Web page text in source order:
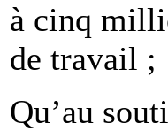
à cinq
de travail ;
Qu’au